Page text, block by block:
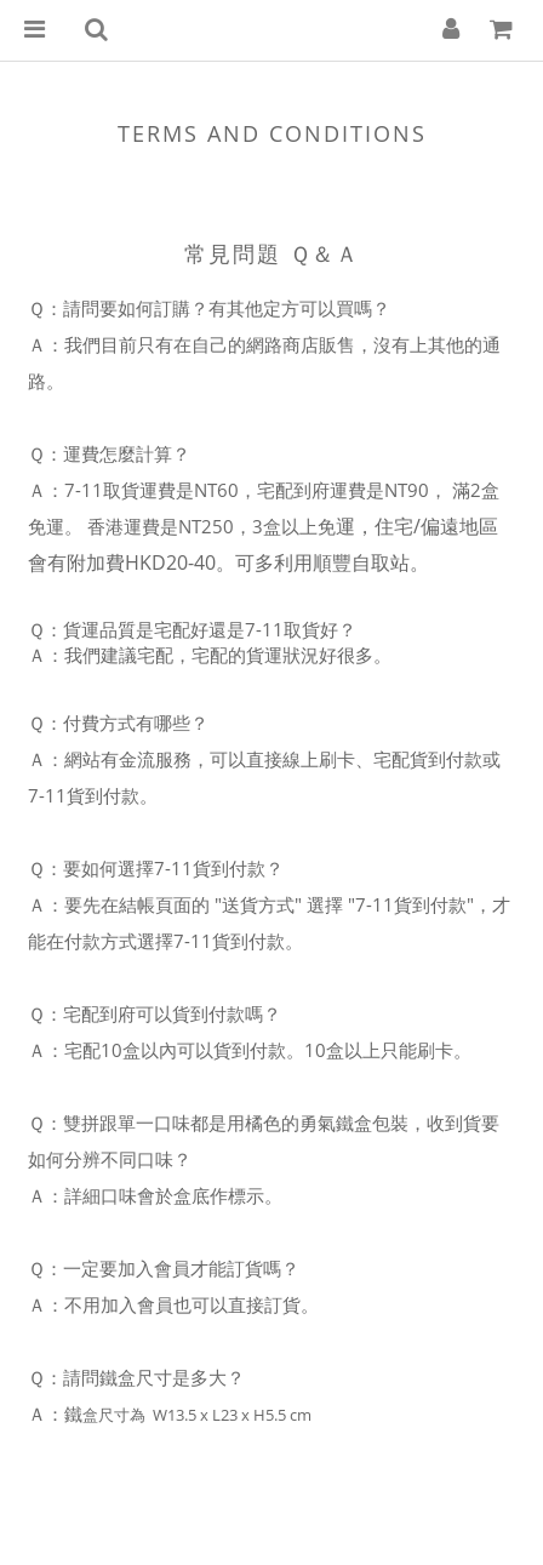
TERMS AND CONDITIONS
常見問題 Ｑ＆Ａ
Ｑ：請問要如何訂購？有其他定方可以買嗎？
Ａ：我們目前只有在自己的網路商店販售，沒有上其他的通
路。
Ｑ：運費怎麼計算？
Ａ：7-11取貨運費是NT60，宅配到府運費是NT90， 滿2盒
免運。
香港運費是NT250，3盒以上免運 ，住宅/偏遠地區
會有附加費HKD20-40。可多利用順豐自取站。
Ｑ：貨運品質是宅配好還是7-11取貨好？
Ａ：我們建議宅配，宅配的貨運狀況好很多。
Ｑ：付費方式有哪些？
Ａ： 網站有金流服務，可以直接線上刷卡、宅配貨到付款或
7-11貨到付款。
Ｑ：要如何選擇7-11貨到付款？
Ａ：要先在結帳頁面的 "送貨方式" 選擇 "7-11貨到付款"，才
能在付款方式選擇7-11貨到付款。
Ｑ：宅配到府可以貨到付款嗎？
Ａ：宅配10盒以內可以貨到付款。10盒以上只能刷卡。
Ｑ：雙拼跟單一口味都是用橘色的勇氣鐵盒包裝，收到貨要
如何分辨不同口味？
Ａ：詳細口味會於盒底作標示。
Ｑ：一定要加入會員才能訂貨嗎？
Ａ：不用加入會員也可以直接訂貨。
Ｑ：請問鐵盒尺寸是多大？
Ａ：鐵盒尺寸為 W13.5 x L23 x H5.5 cm